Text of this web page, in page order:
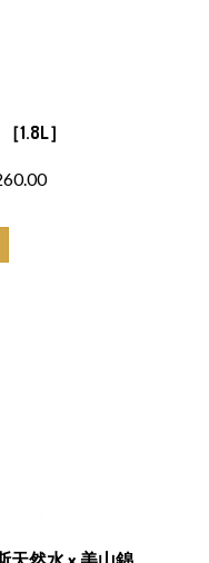
1.8L］
天然水 x 美山錦